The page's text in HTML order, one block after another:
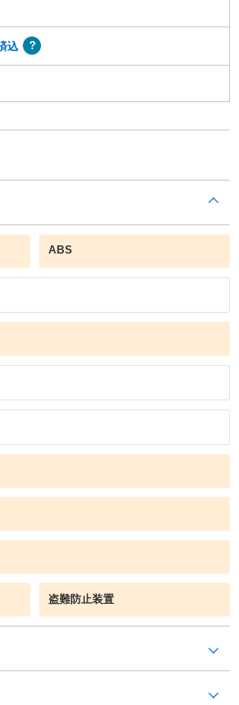
込
ABS
盗難防止装置